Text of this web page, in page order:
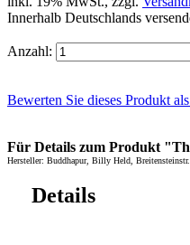
Innerhalb Deutschlands
Anzahl:
Bewerten Sie dieses Produkt
Für Details zum Produkt
Hersteller: Buddhapur, Billy Held,
Details